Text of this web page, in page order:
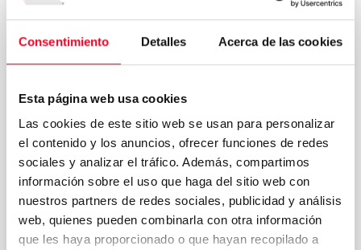
Consentimiento Detalles Acerca de las cookies
Esta página web usa cookies
Las cookies de este sitio web se usan para personalizar
el contenido y los anuncios, ofrecer funciones de redes
sociales y analizar el tráfico. Además, compartimos
información sobre el uso que haga del sitio web con
nuestros partners de redes sociales, publicidad y análisis
web, quienes pueden combinarla con otra información
que les haya proporcionado o que hayan recopilado a
Acepto los términos y condiciones de laPolítica de
privacidad *